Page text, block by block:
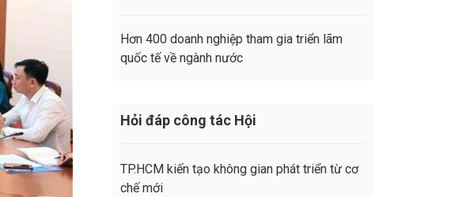
Hơn 400 doanh nghiệp tham gia triển lãm
quốc tế về ngành nước
Hỏi đáp công tác Hội
TP.HCM kiến tạo không gian phát triển từ cơ
chế mới